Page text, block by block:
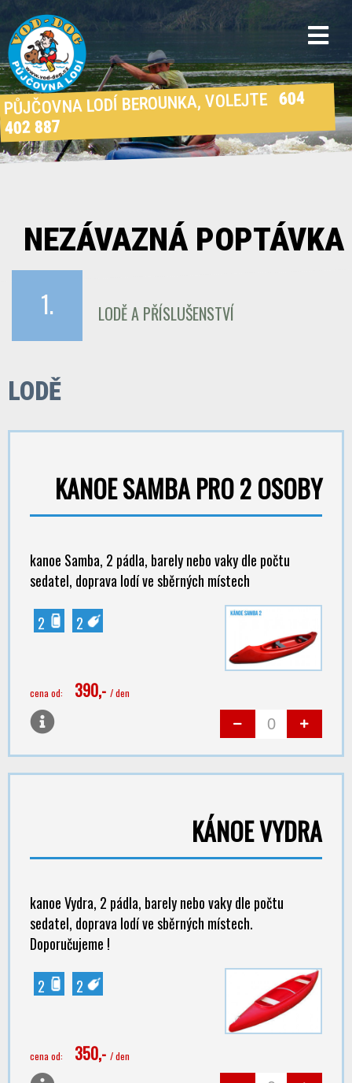
PŮJČOVNA LODÍ BEROUNKA, VOLEJTE 604
402 887
NEZÁVAZNÁ POPTÁVKA
1. LODĚ A PŘÍSLUŠENSTVÍ
LODĚ
KANOE SAMBA PRO 2 OSOBY
kanoe Samba, 2 pádla, barely nebo vaky dle počtu
sedatel, doprava lodí ve sběrných místech
2 2
cena od: 390,- / den
KÁNOE VYDRA
kanoe Vydra, 2 pádla, barely nebo vaky dle počtu
sedatel, doprava lodí ve sběrných místech.
Doporučujeme !
2 2
cena od: 350,- / den